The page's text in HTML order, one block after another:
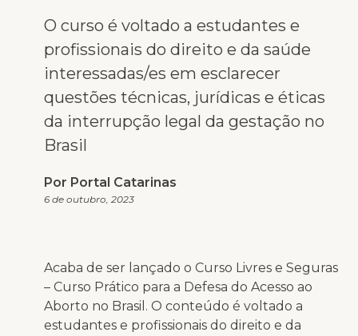
O curso é voltado a estudantes e
profissionais do direito e da saúde
interessadas/es em esclarecer
questões técnicas, jurídicas e éticas
da interrupção legal da gestação no
Brasil
Por Portal Catarinas
6 de outubro, 2023
Acaba de ser lançado o Curso Livres e Seguras
– Curso Prático para a Defesa do Acesso ao
Aborto no Brasil. O conteúdo é voltado a
estudantes e profissionais do direito e da